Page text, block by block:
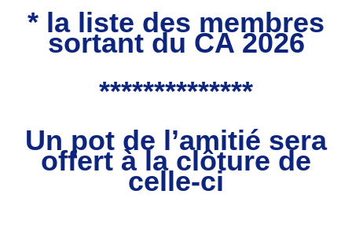
* la liste des membres
sortant du CA 2026
**************
Un pot de l’amitié sera
offert à la clôture de
celle-ci